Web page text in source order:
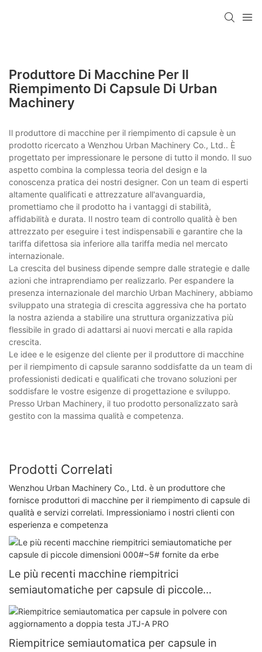
Produttore Di Macchine Per Il
Riempimento Di Capsule Di Urban
Machinery
Il produttore di macchine per il riempimento di capsule è un
prodotto ricercato a Wenzhou Urban Machinery Co., Ltd.. È
progettato per impressionare le persone di tutto il mondo. Il suo
aspetto combina la complessa teoria del design e la
conoscenza pratica dei nostri designer. Con un team di esperti
altamente qualificati e attrezzature all'avanguardia,
promettiamo che il prodotto ha i vantaggi di stabilità,
affidabilità e durata. Il nostro team di controllo qualità è ben
attrezzato per eseguire i test indispensabili e garantire che la
tariffa difettosa sia inferiore alla tariffa media nel mercato
internazionale.
La crescita del business dipende sempre dalle strategie e dalle
azioni che intraprendiamo per realizzarlo. Per espandere la
presenza internazionale del marchio Urban Machinery, abbiamo
sviluppato una strategia di crescita aggressiva che ha portato
la nostra azienda a stabilire una struttura organizzativa più
flessibile in grado di adattarsi ai nuovi mercati e alla rapida
crescita.
Le idee e le esigenze del cliente per il produttore di macchine
per il riempimento di capsule saranno soddisfatte da un team di
professionisti dedicati e qualificati che trovano soluzioni per
soddisfare le vostre esigenze di progettazione e sviluppo.
Presso Urban Machinery, il tuo prodotto personalizzato sarà
gestito con la massima qualità e competenza.
Prodotti Correlati
Wenzhou Urban Machinery Co., Ltd. è un produttore che
fornisce produttori di macchine per il riempimento di capsule di
qualità e servizi correlati. Impressioniamo i nostri clienti con
esperienza e competenza
Le più recenti macchine riempitrici
semiautomatiche per capsule di piccole
dimensioni 000#~5# fornite da erbe
Riempitrice semiautomatica per capsule in